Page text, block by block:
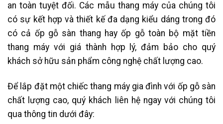
an toàn tuyệt đối. Các mẫu thang máy của chúng tôi
có sự kết hợp và thiết kế đa dạng kiểu dáng trong đó
có cả ốp gỗ sàn thang hay ốp gỗ toàn bộ mặt tiền
thang máy với giá thành hợp lý, đảm bảo cho quý
khách sở hữu sản phẩm công nghệ chất lượng cao.
Để lắp đặt một chiếc thang máy gia đình với ốp gỗ sàn
chất lượng cao, quý khách liên hệ ngay với chúng tôi
qua thông tin dưới đây: